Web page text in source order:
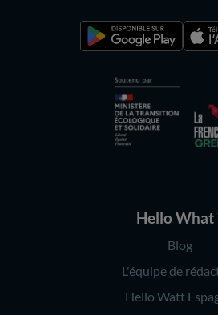
Hello What
Blog
L'équipe de
Hello Watt